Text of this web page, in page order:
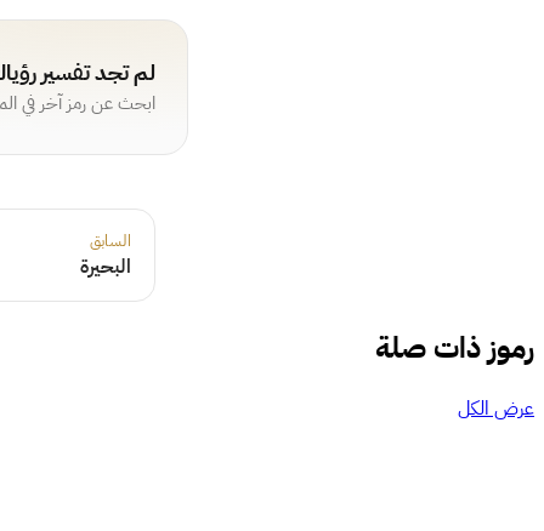
لم تجد تفسير
ابحث عن رمز آخر في
السابق
البحيرة
رموز ذات صلة
عرض الكل